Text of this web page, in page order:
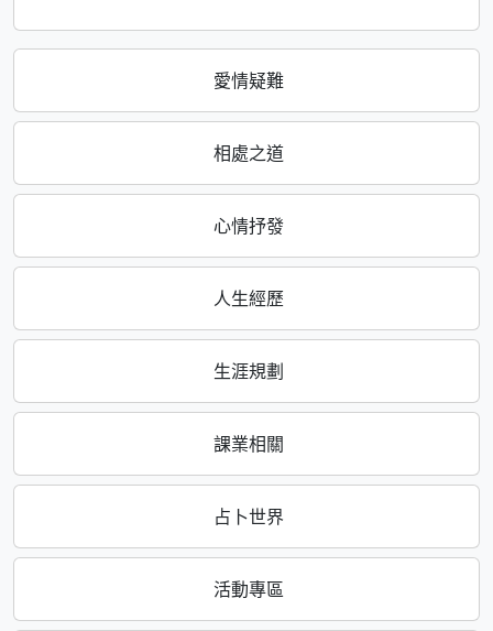
愛情疑難
相處之道
心情抒發
人生經歷
生涯規劃
課業相關
占卜世界
活動專區